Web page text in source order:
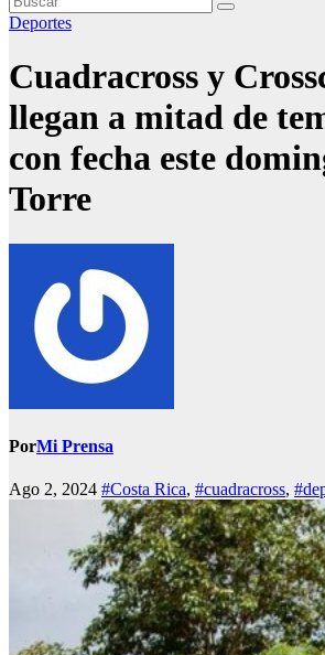
Deportes
Cuadracross y
llegan a mitad de
con fecha este
Torre
PorMi Prensa
Ago 2, 2024 #Costa Rica, #cuadracross,